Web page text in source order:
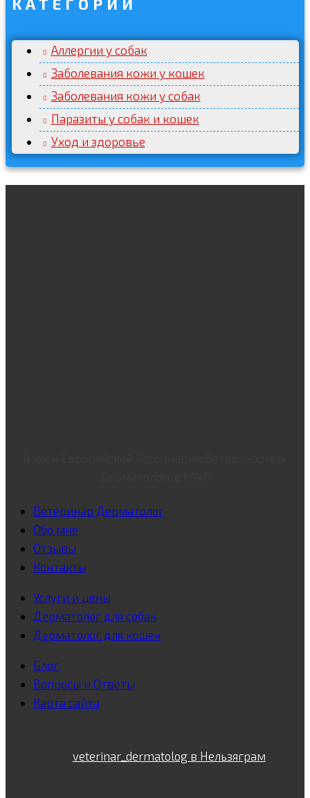
Аллергии у собак
Заболевания кожи у кошек
Заболевания кожи у собак
Паразиты у собак и кошек
Уход и здоровье
Ветеринар Дерматолог
Обо мне
Отзывы
Контакты
Услуги и цены
Дерматолог для собак
Дерматолог для кошек
Блог
Вопросы и Ответы
Карта сайта
veterinar_dermatolog в Нельзяграм